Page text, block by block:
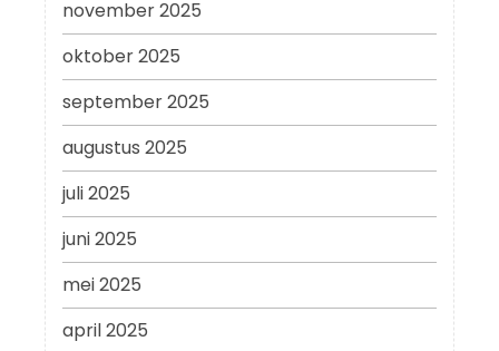
november 2025
oktober 2025
september 2025
augustus 2025
juli 2025
juni 2025
mei 2025
april 2025